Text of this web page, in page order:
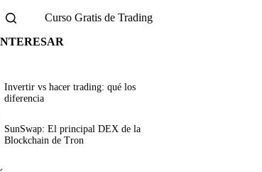
Curso Gratis de Trading
Invertir vs hacer trading: qué los
diferencia
SunSwap: El principal DEX de la
Blockchain de Tron